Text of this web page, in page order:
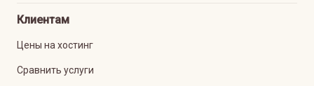
Клиентам
Цены на хостинг
Сравнить услуги